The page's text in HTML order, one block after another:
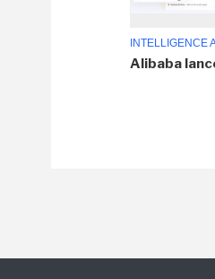
INTELLIGENCE
Alibaba